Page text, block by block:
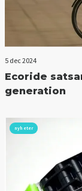
5 dec 2024
Ecoride
generation
nyheter